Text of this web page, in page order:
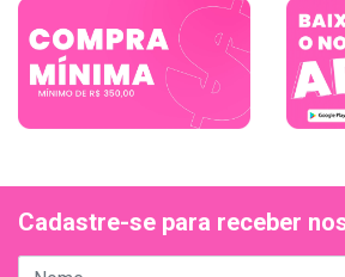
Cadastre-se para receber